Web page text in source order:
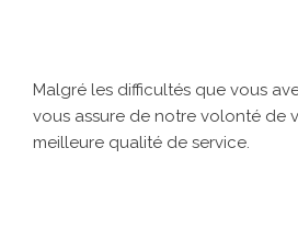
Malgré les difficultés que vous
vous assure de notre volonté de
meilleure qualité de service.